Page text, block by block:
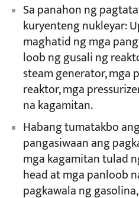
Sa panahon ng
kuryenteng nukleyar:
maghatid ng mga
loob ng gusali ng
steam generator, mga
reaktor, mga
na kagamitan.
Habang tumatakbo
pangasiwaan ang
mga kagamitan tulad
head at mga panloob
pagkawala ng